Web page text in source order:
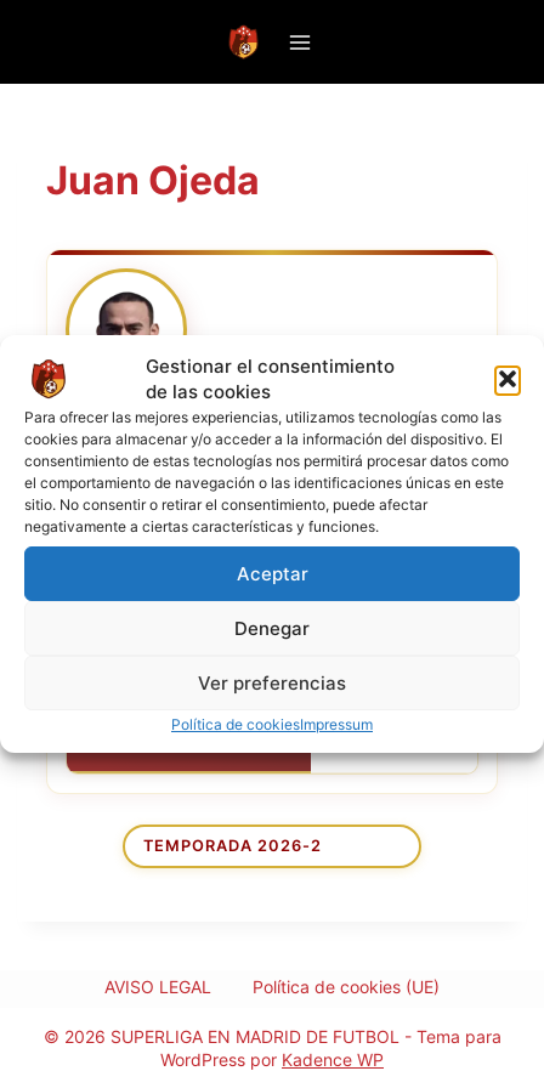
Gestionar el consentimiento
de las cookies
Para ofrecer las mejores experiencias, utilizamos tecnologías como las
cookies para almacenar y/o acceder a la información del dispositivo. El
consentimiento de estas tecnologías nos permitirá procesar datos como
el comportamiento de navegación o las identificaciones únicas en este
sitio. No consentir o retirar el consentimiento, puede afectar
negativamente a ciertas características y funciones.
Aceptar
Denegar
Ver preferencias
Política de cookiesImpressum
Juan Ojeda
NOMBRE COMPLETO Juan Ojeda
POSICIÓN Defensa
CLUB ACTUAL San Jose
NACIONALIDAD
FECHA DE NACIMIENTO
1997
AVISO LEGAL Política de cookies (UE)
© 2026 SUPERLIGA EN MADRID DE FUTBOL - Tema para
WordPress por Kadence WP